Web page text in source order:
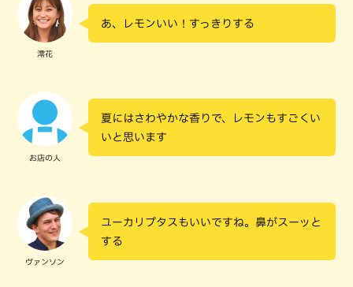
澪花
あ、レモンいい！すっきりする
お店の人
夏にはさわやかな香りで、レモンもすごくい
いと思います
ヴァンソン
ユーカリプタスもいいですね。鼻がスーッと
する